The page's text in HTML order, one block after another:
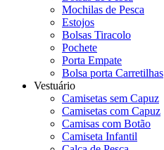
Mochilas de Pesca
Estojos
Bolsas Tiracolo
Pochete
Porta Empate
Bolsa porta Carretilhas
Vestuário
Camisetas sem Capuz
Camisetas com Capuz
Camisas com Botão
Camiseta Infantil